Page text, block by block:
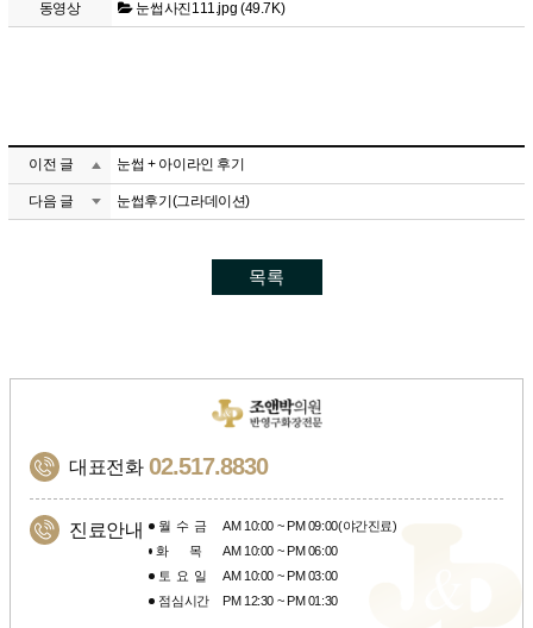
동영상 눈썹사진111.jpg (49.7K)
이전 글 눈썹 + 아이라인 후기
다음 글 눈썹후기(그라데이션)
목록
대표전화 02.517.8830
진료안내 월수금
AM 10:00 ~ PM 09:00(야간진료)
화목 AM 10:00 ~ PM 06:00
토요일
AM 10:00 ~ PM 03:00
점심시간
PM 12:30 ~ PM 01:30